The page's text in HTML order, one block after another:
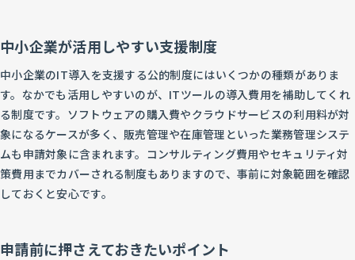
中小企業が活用しやすい支援制度
中小企業のIT導入を支援する公的制度にはいくつかの種類がありま
す。なかでも活用しやすいのが、ITツールの導入費用を補助してくれ
る制度です。ソフトウェアの購入費やクラウドサービスの利用料が対
象になるケースが多く、販売管理や在庫管理といった業務管理システ
ムも申請対象に含まれます。コンサルティング費用やセキュリティ対
策費用までカバーされる制度もありますので、事前に対象範囲を確認
しておくと安心です。
申請前に押さえておきたいポイント